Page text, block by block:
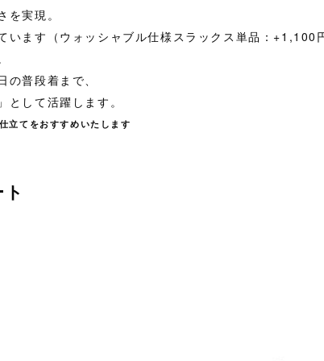
実現。
います（ウォッシャブル仕様スラックス単品：+1,100
普段着まで、
して活躍します。
立てをおすすめいたします